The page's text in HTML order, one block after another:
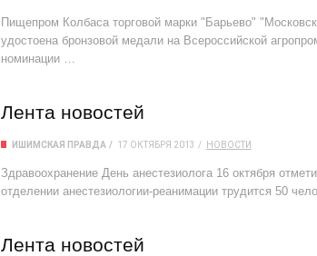
Пищепром Колбаса торговой марки "Барьево"
удостоена бронзовой медали на Всероссийской
номинации …
Лента новостей
ИШИМСКАЯ ПРАВДА 17 ОКТЯБРЯ 2013 НОВОСТИ
Здравоохранение День анестезиолога 16 октября
отделении анестезиологии-реанимации трудится 50
Лента новостей